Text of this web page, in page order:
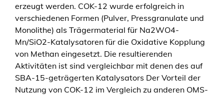
l
o
r
i
n
g
,
u
erzeugt werden. COK-12 wurde erfolgreich in
verschiedenen Formen (Pulver, Pressgranulate und
Monolithe) als Trägermaterial für Na2WO4-
Mn/SiO2-Katalysatoren für die Oxidative Kopplung
von Methan eingesetzt. Die resultierenden
Aktivitäten ist sind vergleichbar mit denen des auf
SBA-15-geträgerten Katalysators Der Vorteil der
Nutzung von COK-12 im Vergleich zu anderen OMS-